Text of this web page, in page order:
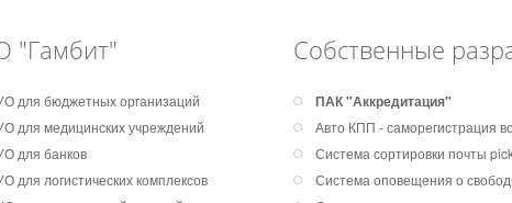
"Гамбит"
для бюджетных организаций
для медицинских учреждений
для банков
для логистических комплексов
Собственные
ПАК "Аккредитация"
Авто КПП - саморегистрация
Система сортировки почты
Система оповещения о